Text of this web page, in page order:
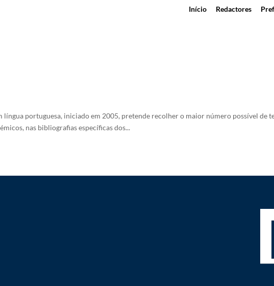
Início Redactores
portuguesa, iniciado em 2005, pretende recolher o maior número possível de
nas bibliografias específicas dos...